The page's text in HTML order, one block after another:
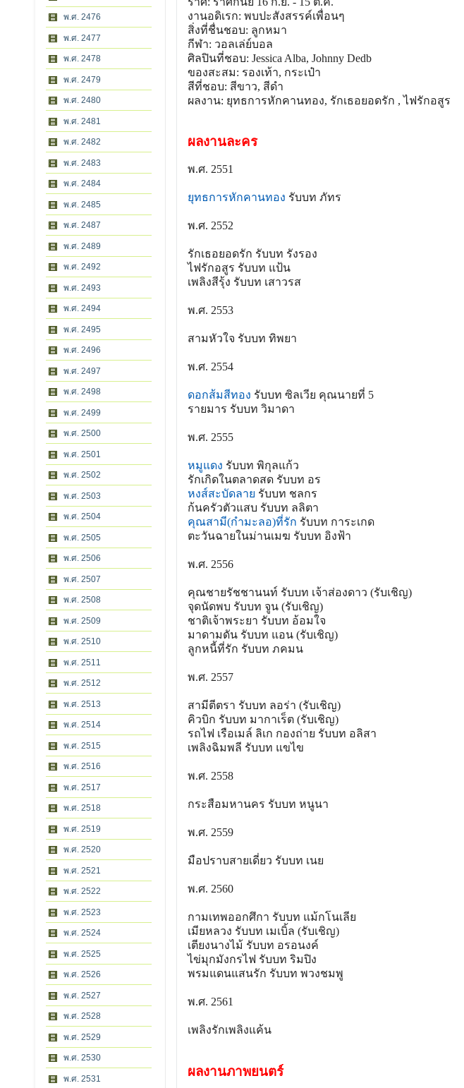
พ.ศ. 2476
พ.ศ. 2477
พ.ศ. 2478
พ.ศ. 2479
พ.ศ. 2480
พ.ศ. 2481
พ.ศ. 2482
พ.ศ. 2483
พ.ศ. 2484
พ.ศ. 2485
พ.ศ. 2487
พ.ศ. 2489
พ.ศ. 2492
พ.ศ. 2493
พ.ศ. 2494
พ.ศ. 2495
พ.ศ. 2496
พ.ศ. 2497
พ.ศ. 2498
พ.ศ. 2499
พ.ศ. 2500
พ.ศ. 2501
พ.ศ. 2502
พ.ศ. 2503
พ.ศ. 2504
พ.ศ. 2505
พ.ศ. 2506
พ.ศ. 2507
พ.ศ. 2508
พ.ศ. 2509
พ.ศ. 2510
พ.ศ. 2511
พ.ศ. 2512
พ.ศ. 2513
พ.ศ. 2514
พ.ศ. 2515
พ.ศ. 2516
พ.ศ. 2517
พ.ศ. 2518
พ.ศ. 2519
พ.ศ. 2520
พ.ศ. 2521
พ.ศ. 2522
พ.ศ. 2523
พ.ศ. 2524
พ.ศ. 2525
พ.ศ. 2526
พ.ศ. 2527
พ.ศ. 2528
พ.ศ. 2529
พ.ศ. 2530
พ.ศ. 2531
งานอดิเรก: พบปะสังสรรค์เพื่อนๆ
สิ่งที่ชื่นชอบ: ลูกหมา
กีฬา: วอลเล่ย์บอล
ศิลปินที่ชอบ: Jessica Alba, Johnny Dedb
ของสะสม: รองเท้า, กระเป๋า
สีที่ชอบ: สีขาว, สีดำ
ผลงาน: ยุทธการหักคานทอง, รักเธอยอดรัก , ไฟรักอสูร
ผลงานละคร
พ.ศ. 2551
ยุทธการหักคานทอง รับบท ภัทร
พ.ศ. 2552
รักเธอยอดรัก รับบท รังรอง
ไฟรักอสูร รับบท แป้น
เพลิงสีรุ้ง รับบท เสาวรส
พ.ศ. 2553
สามหัวใจ รับบท ทิพยา
พ.ศ. 2554
ดอกส้มสีทอง รับบท ซิลเวีย คุณนายที่ 5
รายมาร รับบท วิมาดา
พ.ศ. 2555
หมูแดง รับบท พิกุลแก้ว
รักเกิดในตลาดสด รับบท อร
หงส์สะบัดลาย รับบท ชลกร
ก้นครัวตัวแสบ รับบท ลลิตา
คุณสามี(กำมะลอ)ที่รัก รับบท การะเกด
ตะวันฉายในม่านเมฆ รับบท อิงฟ้า
พ.ศ. 2556
คุณชายรัชชานนท์ รับบท เจ้าส่องดาว (รับเชิญ)
จุดนัดพบ รับบท จูน (รับเชิญ)
ชาติเจ้าพระยา รับบท อ้อมใจ
มาดามดัน รับบท แอน (รับเชิญ)
ลูกหนี้ที่รัก รับบท ภคมน
พ.ศ. 2557
สามีตีตรา รับบท ลอร่า (รับเชิญ)
คิวบิก รับบท มากาเร็ต (รับเชิญ)
รถไฟ เรือเมล์ ลิเก กองถ่าย รับบท อลิสา
เพลิงฉิมพลี รับบท แขไข
พ.ศ. 2558
กระสือมหานคร รับบท หนูนา
พ.ศ. 2559
มือปราบสายเดี่ยว รับบท เนย
พ.ศ. 2560
กามเทพออกศึกา รับบท แม้กโนเลีย
เมียหลวง รับบท เมเบิ้ล (รับเชิญ)
เตียงนางไม้ รับบท อรอนงค์
ไข่มุกมังกรไฟ รับบท ริมปิง
พรมแดนแสนรัก รับบท พวงชมพู
พ.ศ. 2561
เพลิงรักเพลิงแค้น
ผลงานภาพยนตร์